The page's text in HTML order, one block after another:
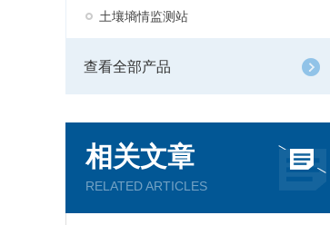
土壤墒情监测站
查看全部产品
相关文章
RELATED ARTICLES